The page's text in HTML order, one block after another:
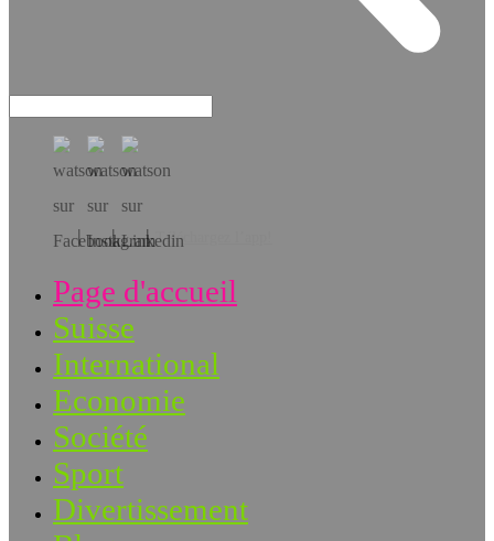
Téléchargez l’app!
Page d'accueil
Suisse
International
Economie
Société
Sport
Divertissement